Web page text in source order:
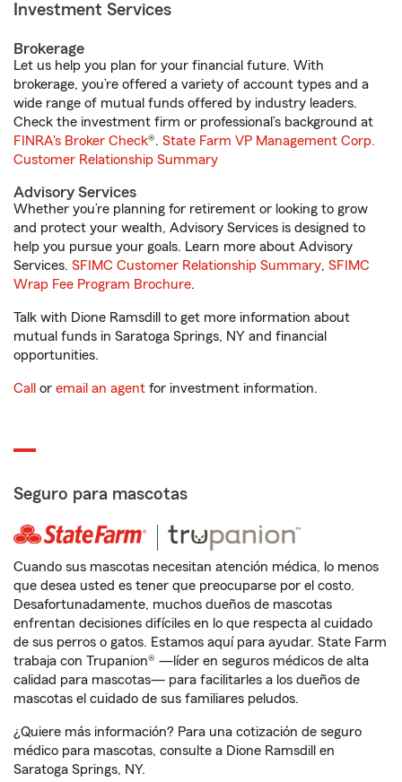
Investment Services
Brokerage
Let us help you plan for your financial future. With
brokerage, you’re offered a variety of account types and a
wide range of mutual funds offered by industry leaders.
Check the investment firm or professional’s background at
FINRA's Broker Check®. State Farm VP Management Corp.
Customer Relationship Summary
Advisory Services
Whether you’re planning for retirement or looking to grow
and protect your wealth, Advisory Services is designed to
help you pursue your goals. Learn more about Advisory
Services. SFIMC Customer Relationship Summary, SFIMC
Wrap Fee Program Brochure.
Talk with Dione Ramsdill to get more information about
mutual funds in Saratoga Springs, NY and financial
opportunities.
Call or email an agent for investment information.
Seguro para mascotas
Cuando sus mascotas necesitan atención médica, lo menos
que desea usted es tener que preocuparse por el costo.
Desafortunadamente, muchos dueños de mascotas
enfrentan decisiones difíciles en lo que respecta al cuidado
de sus perros o gatos. Estamos aquí para ayudar. State Farm
trabaja con Trupanion® —líder en seguros médicos de alta
calidad para mascotas— para facilitarles a los dueños de
mascotas el cuidado de sus familiares peludos.
¿Quiere más información? Para una cotización de seguro
médico para mascotas, consulte a Dione Ramsdill en
Saratoga Springs, NY.